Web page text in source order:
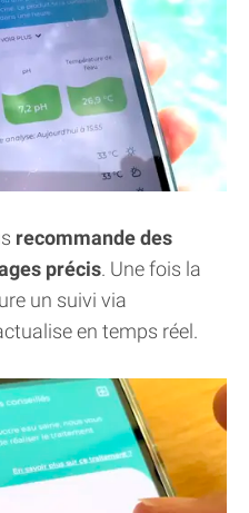
recommande des
précis. Une fois la
un suivi via
en temps réel.